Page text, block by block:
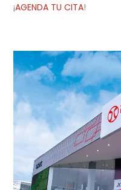
¡AGENDA TU CITA!